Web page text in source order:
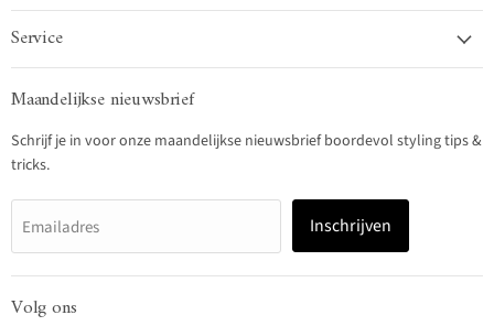
Service
Maandelijkse nieuwsbrief
Schrijf je in voor onze maandelijkse nieuwsbrief boordevol styling tips &
tricks.
Emailadres Inschrijven
Volg ons